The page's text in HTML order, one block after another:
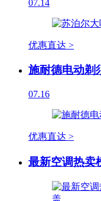
07.14
优惠直达 >
施耐德电动剃
07.16
优惠直达 >
最新空调热卖